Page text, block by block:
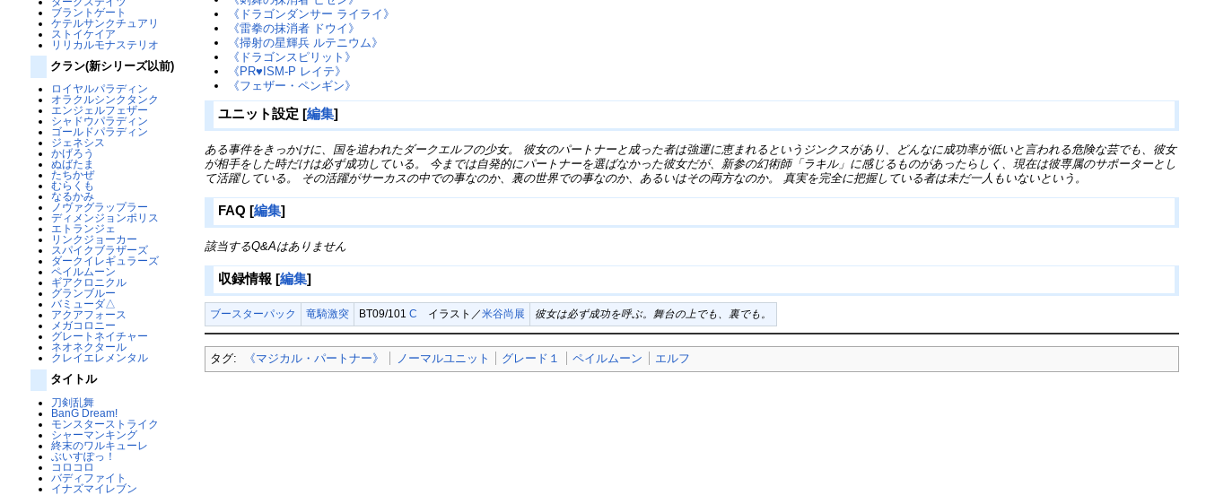
ブラントゲート
ケテルサンクチュアリ
ストイケイア
リリカルモナステリオ
クラン(新シリーズ以前)
ロイヤルパラディン
オラクルシンクタンク
エンジェルフェザー
シャドウパラディン
ゴールドパラディン
ジェネシス
かげろう
ぬばたま
たちかぜ
むらくも
なるかみ
ノヴァグラップラー
ディメンジョンポリス
エトランジェ
リンクジョーカー
スパイクブラザーズ
ダークイレギュラーズ
ペイルムーン
ギアクロニクル
グランブルー
バミューダ△
アクアフォース
メガコロニー
グレートネイチャー
ネオネクタール
クレイエレメンタル
タイトル
刀剣乱舞
BanG Dream!
モンスターストライク
シャーマンキング
終末のワルキューレ
ぶいすぽっ！
コロコロ
バディファイト
イナズマイレブン
《ドラゴンダンサー ライライ》
《雷拳の抹消者 ドウイ》
《掃射の星輝兵 ルテニウム》
《ドラゴンスピリット》
《PR♥ISM-P レイテ》
《フェザー・ペンギン》
ユニット設定 [編集]
ある事件をきっかけに、国を追われたダークエルフの少女。 彼女のパートナーと成った者は強運に恵まれるというジンクスがあり、どんなに成功率が低いと言われる危険な芸でも、彼女
が相手をした時だけは必ず成功している。 今までは自発的にパートナーを選ばなかった彼女だが、新参の幻術師「ラキル」に感じるものがあったらしく、現在は彼専属のサポーターとし
て活躍している。 その活躍がサーカスの中での事なのか、裏の世界での事なのか、あるいはその両方なのか。 真実を完全に把握している者は未だ一人もいないという。
FAQ [編集]
該当するQ&Aはありません
収録情報 [編集]
ブースターパック 竜騎激突 BT09/101C イラスト／米谷尚展 彼女は必ず成功を呼ぶ。舞台の上でも、裏でも。
タグ: 《マジカル・パートナー》 ノーマルユニット グレード１ ペイルムーン エルフ